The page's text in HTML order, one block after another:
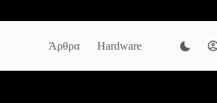
Άρθρα Hardware